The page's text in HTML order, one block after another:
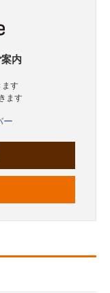
内
ます
ます
ー